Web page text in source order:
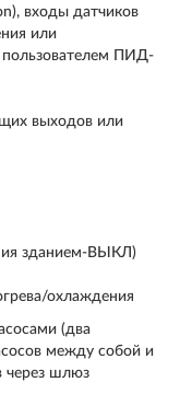
входы датчиков
или
пользователем ПИД-
выходов или
зданием-ВЫКЛ)
охлаждения
(два
между собой и
через шлюз